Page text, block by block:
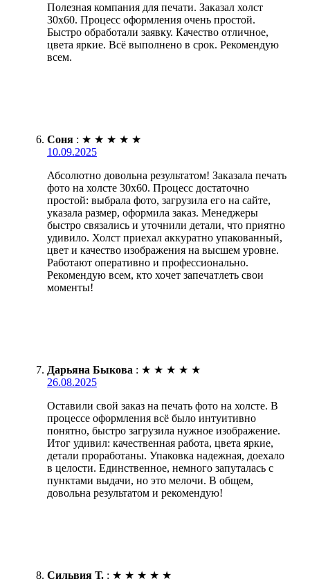
Полезная компания для печати. Заказал холст
30х60. Процесс оформления очень простой.
Быстро обработали заявку. Качество отличное,
цвета яркие. Всё выполнено в срок. Рекомендую
всем.
Соня : ★ ★ ★ ★ ★
10.09.2025
Абсолютно довольна результатом! Заказала печать
фото на холсте 30х60. Процесс достаточно
простой: выбрала фото, загрузила его на сайте,
указала размер, оформила заказ. Менеджеры
быстро связались и уточнили детали, что приятно
удивило. Холст приехал аккуратно упакованный,
цвет и качество изображения на высшем уровне.
Работают оперативно и профессионально.
Рекомендую всем, кто хочет запечатлеть свои
моменты!
Дарьяна Быкова : ★ ★ ★ ★ ★
26.08.2025
Оставили свой заказ на печать фото на холсте. В
процессе оформления всё было интуитивно
понятно, быстро загрузила нужное изображение.
Итог удивил: качественная работа, цвета яркие,
детали проработаны. Упаковка надежная, доехало
в целости. Единственное, немного запуталась с
пунктами выдачи, но это мелочи. В общем,
довольна результатом и рекомендую!
Сильвия Т. : ★ ★ ★ ★ ★